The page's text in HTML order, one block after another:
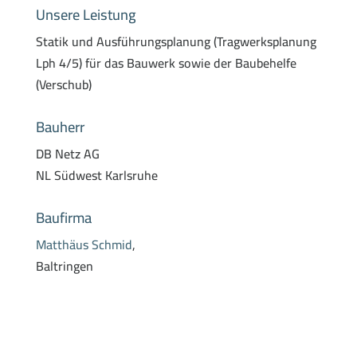
Unsere Leistung
Statik und Ausführungsplanung (Tragwerksplanung
Lph 4/5) für das Bauwerk sowie der Baubehelfe
(Verschub)
Bauherr
DB Netz AG
NL Südwest Karlsruhe
Baufirma
Matthäus Schmid,
Baltringen